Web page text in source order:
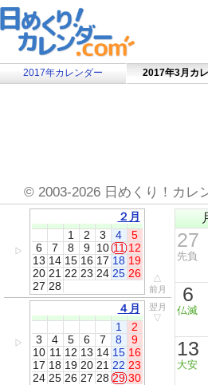
2017年カレンダー 2017年3月カ
© 2003-2026 日めくり！カレ
▷
２月
1
2 3 4
5
6
7 8 9 10 11 12
13 14 15 16 17 18 19
20 21 22 23 24 25 26
27 28
△
前月
▷
４月
1
2
3
4 5 6 7 8
9
10 11 12 13 14 15 16
17 18 19 20 21 22 23
24 25 26 27 28 29 30
翌月
▽
27
先負
6
仏滅
13
大安